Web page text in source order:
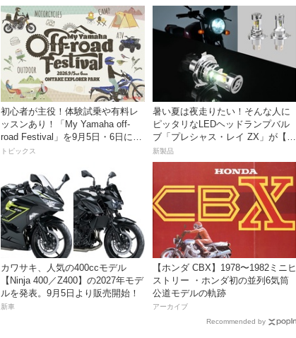
初心者が主役！体験試乗や有料レ
ッスンあり！「My Yamaha off-
road Festival」を9月5日・6日にオ
ンタケエクスプローラーパークで
トピックス
暑い夏は夜走りたい！そんな人に
ピッタリなLEDヘッドランプバル
ブ「プレシャス・レイ ZX」が【デ
イトナ】から登場
新製品
カワサキ、人気の400ccモデル
【Ninja 400／Z400】の2027年モデ
ルを発表。9月5日より販売開始！
新車
【ホンダ CBX】1978〜1982ミニヒ
ストリー ・ホンダ初の並列6気筒
公道モデルの軌跡
アーカイブ
Recommended by